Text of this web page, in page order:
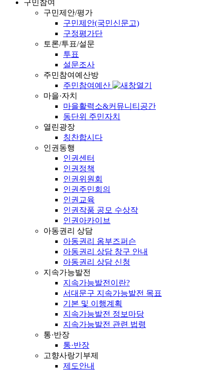
구민참여
구민제안/평가
구민제안(국민신문고)
구정평가단
토론/투표/설문
투표
설문조사
주민참여예산방
주민참여예산
마을·자치
마을활력소&커뮤니티공간
동단위 주민자치
열린광장
칭찬합시다
인권동행
인권센터
인권정책
인권위원회
인권주민회의
인권교육
인권작품 공모 수상작
인권아카이브
아동권리 상담
아동권리 옴부즈퍼슨
아동권리 상담 창구 안내
아동권리 상담 신청
지속가능발전
지속가능발전이란?
서대문구 지속가능발전 목표
기본 및 이행계획
지속가능발전 정보마당
지속가능발전 관련 법령
통·반장
통·반장
고향사랑기부제
제도안내